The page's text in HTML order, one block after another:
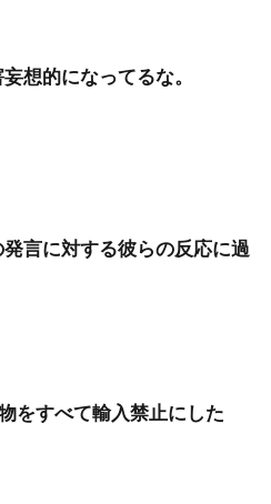
想的になってるな。
言に対する彼らの反応に過
をすべて輸入禁止にした